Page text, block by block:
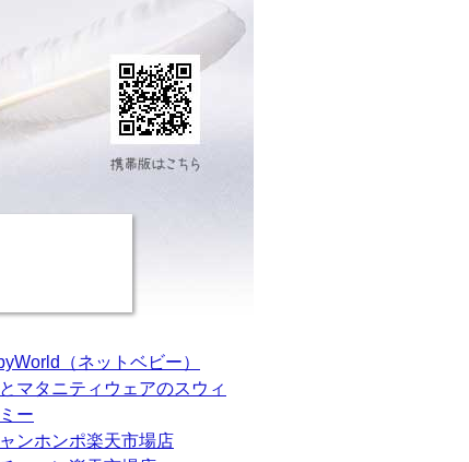
（ネットベビー）
マタニティウェアのスウィ
ー
ンホンポ楽天市場店